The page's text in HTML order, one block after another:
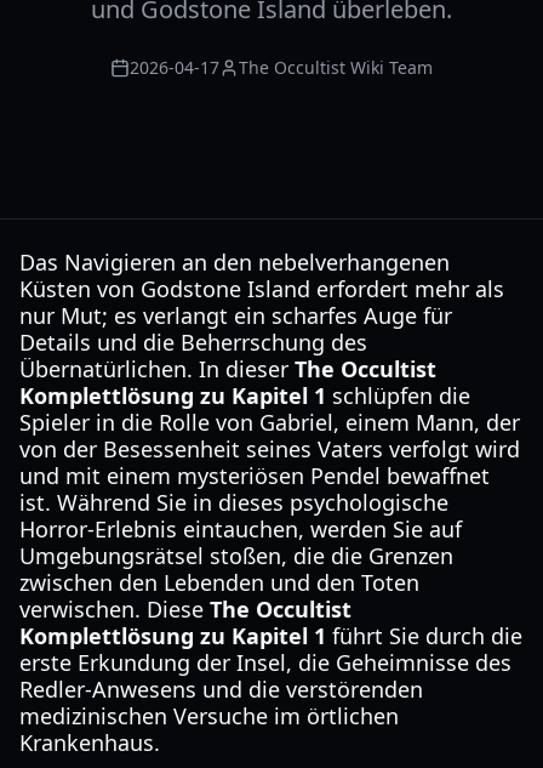
und Godstone Island überleben.
2026-04-17 The Occultist Wiki Team
Das Navigieren an den nebelverhangenen
Küsten von Godstone Island erfordert mehr als
nur Mut; es verlangt ein scharfes Auge für
Details und die Beherrschung des
Übernatürlichen. In dieser The Occultist
Komplettlösung zu Kapitel 1 schlüpfen die
Spieler in die Rolle von Gabriel, einem Mann, der
von der Besessenheit seines Vaters verfolgt wird
und mit einem mysteriösen Pendel bewaffnet
ist. Während Sie in dieses psychologische
Horror-Erlebnis eintauchen, werden Sie auf
Umgebungsrätsel stoßen, die die Grenzen
zwischen den Lebenden und den Toten
verwischen. Diese The Occultist
Komplettlösung zu Kapitel 1 führt Sie durch die
erste Erkundung der Insel, die Geheimnisse des
Redler-Anwesens und die verstörenden
medizinischen Versuche im örtlichen
Krankenhaus.